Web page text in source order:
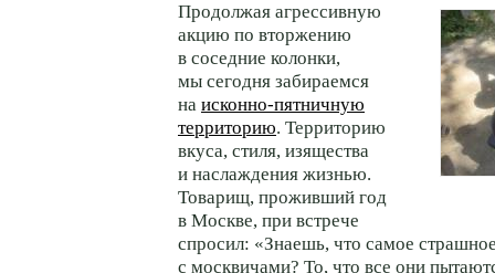
Продолжая агрессивную
акцию по вторжению
в соседние колонки,
мы сегодня забираемся
на исконно-пятничную
территорию. Территорию
вкуса, стиля, изящества
и наслаждения жизнью.
Товарищ, проживший год
в Москве, при встрече
спросил: «Знаешь, что самое
с москвичами? То, что все они